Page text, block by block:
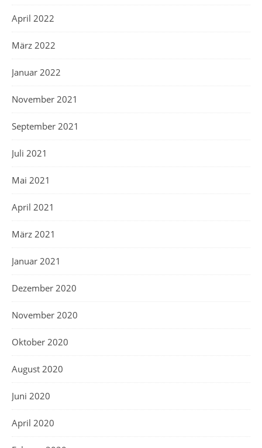
April 2022
März 2022
Januar 2022
November 2021
September 2021
Juli 2021
Mai 2021
April 2021
März 2021
Januar 2021
Dezember 2020
November 2020
Oktober 2020
August 2020
Juni 2020
April 2020